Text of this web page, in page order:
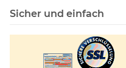
Sicher und einfach